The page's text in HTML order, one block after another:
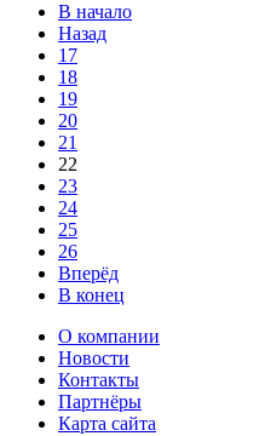
В начало
Назад
17
18
19
20
21
22
23
24
25
26
Вперёд
В конец
О компании
Новости
Контакты
Партнёры
Карта сайта